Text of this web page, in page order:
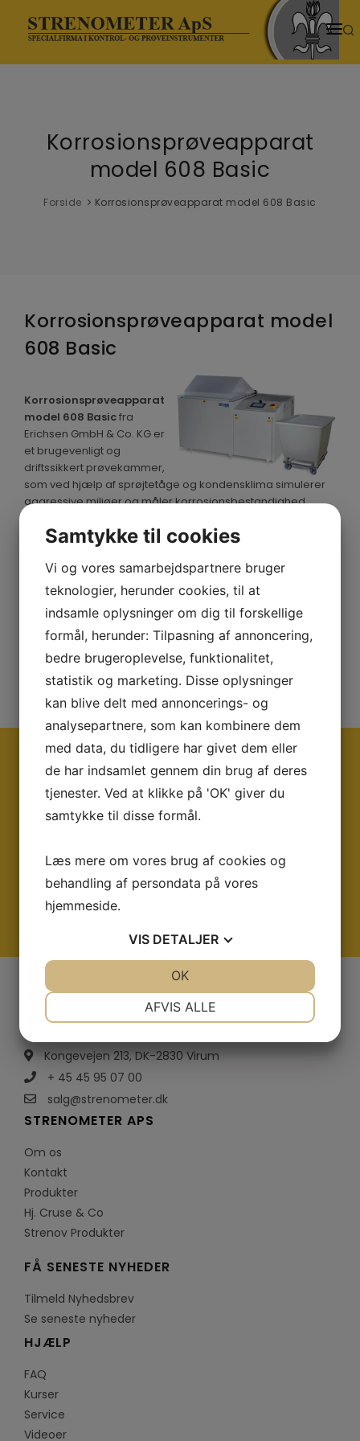
HJEM
SENESTE NYT
VIDEOER
OM OS
ENGLISH
Korrosionsprøveapparat
model 608 Basic
Forside Korrosionsprøveapparat model 608 Basic
Korro­sionsprøveapparat model
608 Basic
Korro­sionsprøveapparat
model 608 Basicfra
Erichsen GmbH & Co. KG er
et brugevenligt og
driftssikkert prøvekammer,
som ved hjælp af sprøjtetåge og kondensklima simulerer
aggressive miljøer og måler korrosionsbestandighed.
Model 608 Basic er konstrueret i slagfast, miljøvenlig
polypropylen og fås med kammerstørrelserne 400 l, 1.000 l
og 2.000 l. Det styres via et PLC-system og en brugervenlig
touchskærm. Der er forudprogrammeret fem
standardprogrammer og mulighed for at opsætte et
brugerdefineret sjette program.
Læs mere her:Korro­sionsprøveapparat model 608 Basic
Ring og få en snak med os i dag på tlf:
+45 45 95 07 00eller på mail:
salg@strenometer.dk
Vi sidder altid klar med rådgivning og et godt
tilbud
Kongevejen 213, DK-2830 Virum
+ 45 45 95 07 00
salg@strenometer.dk
STRENOMETER APS
Om os
Kontakt
Produkter
Hj. Cruse & Co
Strenov Produkter
FÅ SENESTE NYHEDER
Tilmeld Nyhedsbrev
Se seneste nyheder
HJÆLP
FAQ
Kurser
Service
Videoer
Samtykke til cookies
Vi og vores samarbejdspartnere bruger
teknologier, herunder cookies, til at
indsamle oplysninger om dig til forskellige
formål, herunder: Tilpasning af annoncering,
bedre brugeroplevelse, funktionalitet,
statistik og marketing. Disse oplysninger
kan blive delt med annoncerings- og
analysepartnere, som kan kombinere dem
med data, du tidligere har givet dem eller
de har indsamlet gennem din brug af deres
tjenester. Ved at klikke på 'OK' giver du
samtykke til disse formål.
Læs mere om vores brug af cookies og
behandling af persondata på vores
hjemmeside.
VIS DETALJER
MARKETING
AFVIS ALLE
OK